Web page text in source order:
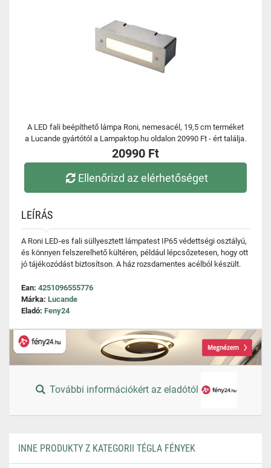
A LED fali beépíthető lámpa Roni, nemesacél, 19,5 cm terméket
a Lucande gyártótól a Lampaktop.hu oldalon 20990 Ft - ért találja.
20990 Ft
Ellenőrizd az elérhetőséget
LEÍRÁS
A Roni LED-es fali süllyesztett lámpatest IP65 védettségi osztályú,
és könnyen felszerelhető kültéren, például lépcsőzetesen, hogy ott
jó tájékozódást biztosítson. A ház rozsdamentes acélból készült.
Ean: 4251096555776
Márka: Lucande
Eladó: Feny24
További információkért az eladótól
INNE PRODUKTY Z KATEGORII TÉGLA FÉNYEK